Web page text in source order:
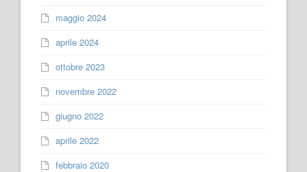
maggio 2024
aprile 2024
ottobre 2023
novembre 2022
giugno 2022
aprile 2022
febbraio 2020